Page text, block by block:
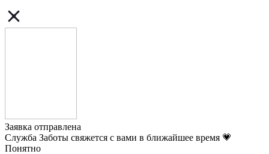
Заявка отправлена
Служба Заботы свяжется с вами в ближайшее время 💗
Понятно